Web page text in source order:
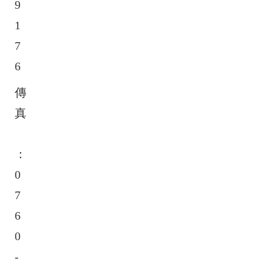
9
1
7
6
傳
真
：
0
7
6
0
-